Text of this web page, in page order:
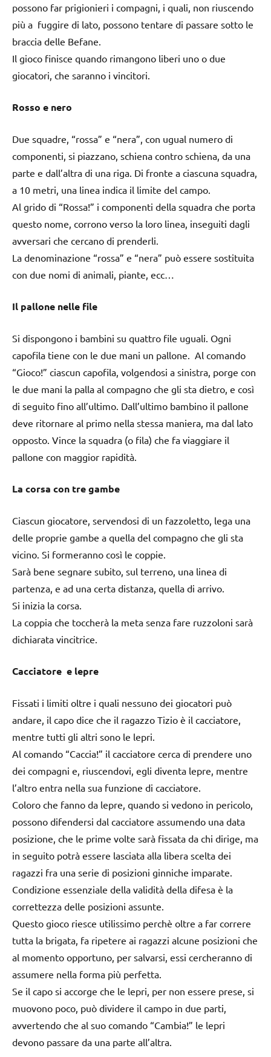
possono far prigionieri i compagni, i quali, non riuscendo
più a fuggire di lato, possono tentare di passare sotto le
braccia delle Befane.
Il gioco finisce quando rimangono liberi uno o due
giocatori, che saranno i vincitori.
Rosso e nero
Due squadre, “rossa” e “nera”, con ugual numero di
componenti, si piazzano, schiena contro schiena, da una
parte e dall’altra di una riga. Di fronte a ciascuna squadra,
a 10 metri, una linea indica il limite del campo.
Al grido di “Rossa!” i componenti della squadra che porta
questo nome, corrono verso la loro linea, inseguiti dagli
avversari che cercano di prenderli.
La denominazione “rossa” e “nera” può essere sostituita
con due nomi di animali, piante, ecc…
Il pallone nelle file
Si dispongono i bambini su quattro file uguali. Ogni
capofila tiene con le due mani un pallone. Al comando
“Gioco!” ciascun capofila, volgendosi a sinistra, porge con
le due mani la palla al compagno che gli sta dietro, e così
di seguito fino all’ultimo. Dall’ultimo bambino il pallone
deve ritornare al primo nella stessa maniera, ma dal lato
opposto. Vince la squadra (o fila) che fa viaggiare il
pallone con maggior rapidità.
La corsa con tre gambe
Ciascun giocatore, servendosi di un fazzoletto, lega una
delle proprie gambe a quella del compagno che gli sta
vicino. Si formeranno così le coppie.
Sarà bene segnare subito, sul terreno, una linea di
partenza, e ad una certa distanza, quella di arrivo.
Si inizia la corsa.
La coppia che toccherà la meta senza fare ruzzoloni sarà
dichiarata vincitrice.
Cacciatore e lepre
Fissati i limiti oltre i quali nessuno dei giocatori può
andare, il capo dice che il ragazzo Tizio è il cacciatore,
mentre tutti gli altri sono le lepri.
Al comando “Caccia!” il cacciatore cerca di prendere uno
dei compagni e, riuscendovi, egli diventa lepre, mentre
l’altro entra nella sua funzione di cacciatore.
Coloro che fanno da lepre, quando si vedono in pericolo,
possono difendersi dal cacciatore assumendo una data
posizione, che le prime volte sarà fissata da chi dirige, ma
in seguito potrà essere lasciata alla libera scelta dei
ragazzi fra una serie di posizioni ginniche imparate.
Condizione essenziale della validità della difesa è la
correttezza delle posizioni assunte.
Questo gioco riesce utilissimo perchè oltre a far correre
tutta la brigata, fa ripetere ai ragazzi alcune posizioni che
al momento opportuno, per salvarsi, essi cercheranno di
assumere nella forma più perfetta.
Se il capo si accorge che le lepri, per non essere prese, si
muovono poco, può dividere il campo in due parti,
avvertendo che al suo comando “Cambia!” le lepri
devono passare da una parte all’altra.